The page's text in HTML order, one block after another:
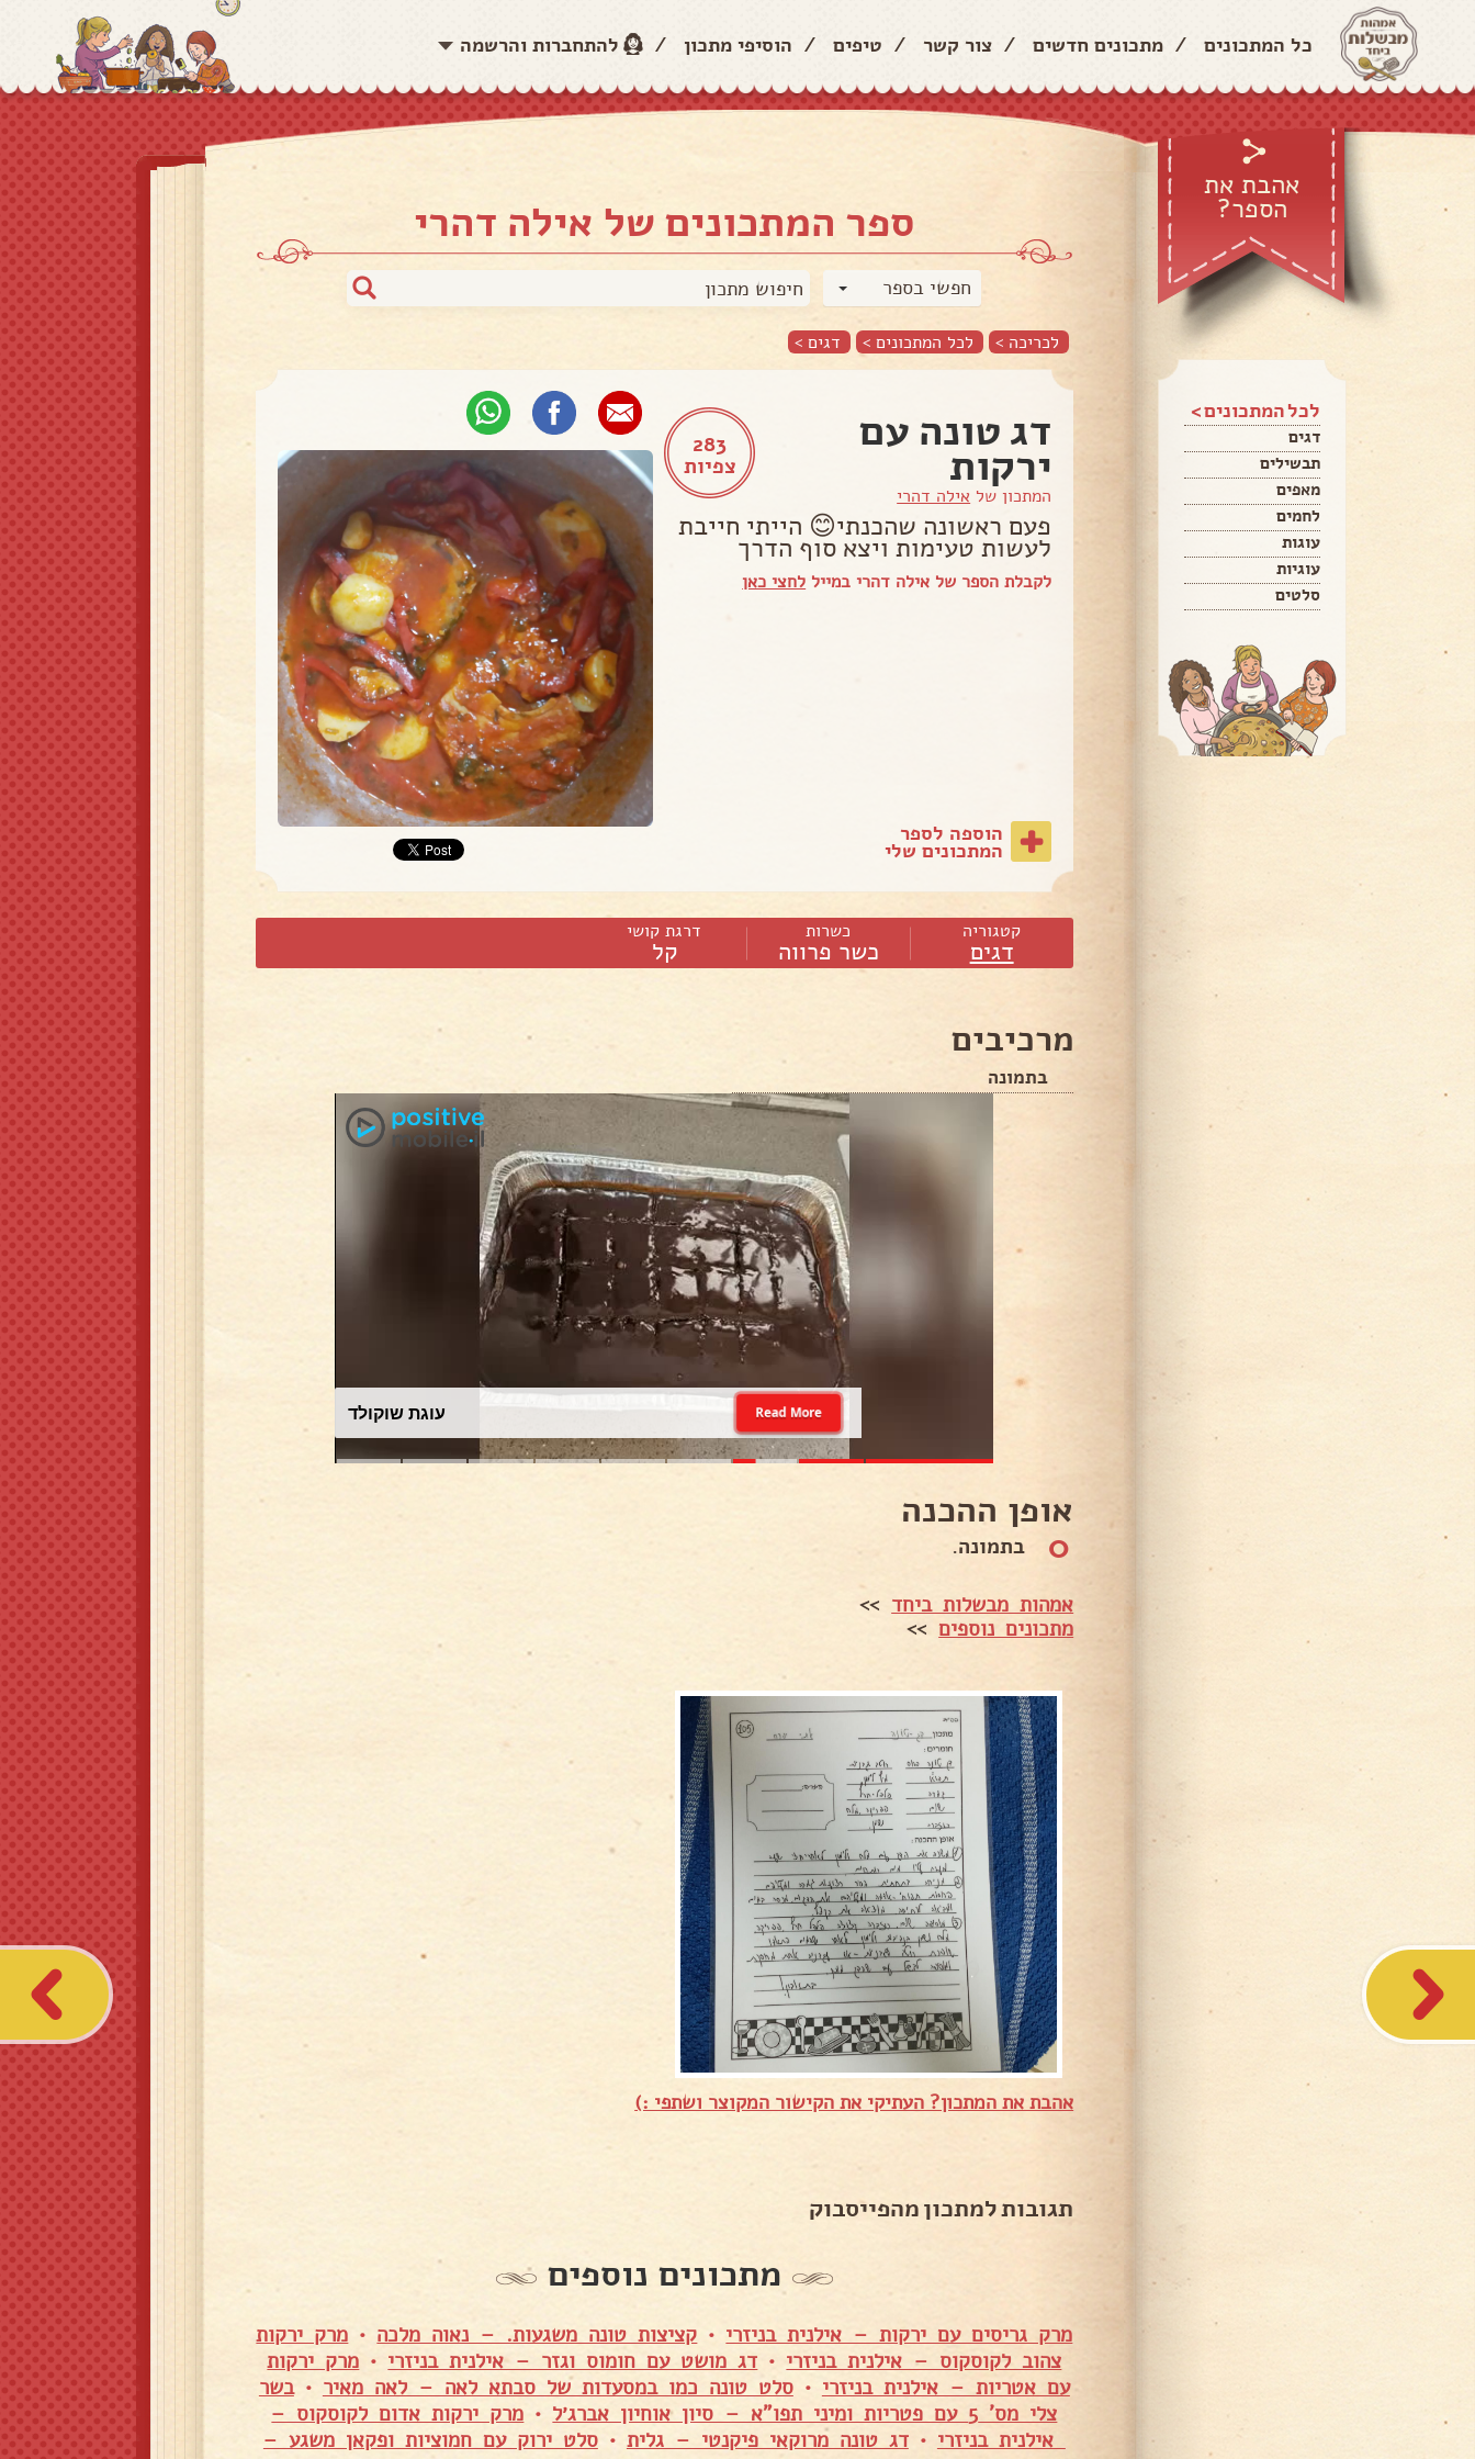
כל המתכונים / מתכונים חדשים / צור קשר / טיפים / הוסיפי מתכון / להתחברות והרשמה
אהבת את
הספר?
לכל המתכונים >
דגים
תבשילים
מאפים
לחמים
עוגות
עוגיות
סלטים
ספר המתכונים של אילה דהרי
חפשי בספר
לכריכה > לכל המתכונים > דגים >
283
צפיות
דג טונה עם
ירקות
המתכון של אילה דהרי
פעם ראשונה שהכנתי😊 הייתי חייבת
לעשות טעימות ויצא סוף הדרך
לקבלת הספר של אילה דהרי במייל לחצי כאן
הוספה לספר
המתכונים שלי
קטגוריה
דגים
כשרות
כשר פרווה
דרגת קושי
קל
מרכיבים
בתמונה
עוגת שוקולד Read More
אופן ההכנה
0 בתמונה.
אמהות מבשלות ביחד >>
מתכונים נוספים>>
אהבת את המתכון? העתיקי את הקישור המקוצר ושתפי :)
תגובות למתכון מהפייסבוק
מתכונים נוספים
מרק גריסים עם ירקות – אילנית בניזרי • קציצות טונה משגעות. – נאוה מלכה • מרק ירקות
צהוב לקוסקוס – אילנית בניזרי • דג מושט עם חומוס וגזר – אילנית בניזרי • מרק ירקות
עם אטריות – אילנית בניזרי •סלט טונה כמו במסעדות של סבתא לאה – לאה מאיר •בשר
צלי מס' 5 עם פטריות ומיני תפו"א – סיון אוחיון אברג׳ל
• מרק ירקות אדום לקוסקוס –
אילנית בניזרי •דג טונה מרוקאי פיקנטי – גלית •סלט ירוק עם חמוציות ופקאן משגע –